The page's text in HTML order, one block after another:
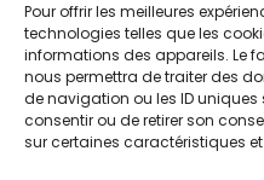
Pour offrir les meilleures
technologies telles que les
informations des appareils. Le
nous permettra de traiter des
de navigation ou les ID uniques
consentir ou de retirer son
sur certaines caractéristiques
Nouvelles collections, vie de
inspirations : soyez
actualités.